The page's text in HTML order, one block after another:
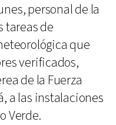
personal de la
tareas de
que
verificados,
de la Fuerza
a las instalaciones
Verde.